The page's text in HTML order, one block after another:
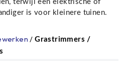
terwijl een elektrische of
is voor kleinere tuinen.
/Grastrimmers /